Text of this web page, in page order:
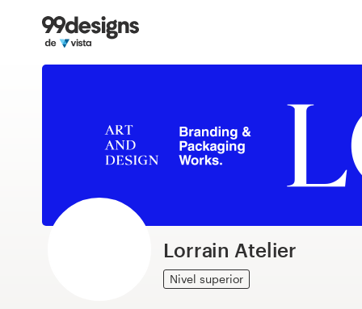
Lorrain Atelier
Nivel superior
Inicio
Explorar categorías
Encontrar un diseñador
Inspiración